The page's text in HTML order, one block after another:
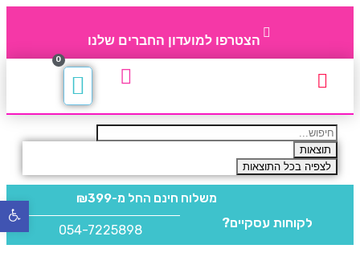
הצטרפו למועדון החברים שלנו
0
תוצאות
לצפיה בכל התוצאות
משלוח חינם החל מ-₪399
לקוחות עסקיים? 054-7225898
פתח